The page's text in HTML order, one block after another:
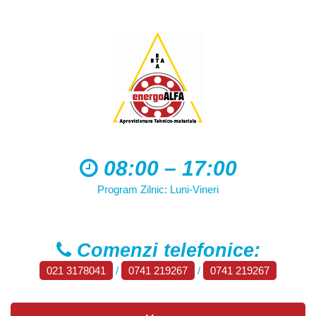
08:00 – 17:00
Program Zilnic: Luni-Vineri
Comenzi telefonice:
021 3178041 / 0741 219267 / 0741 219267